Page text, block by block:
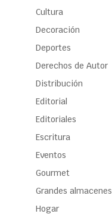
Cultura
Decoración
Deportes
Derechos de Autor
Distribución
Editorial
Editoriales
Escritura
Eventos
Gourmet
Grandes almacenes
Hogar